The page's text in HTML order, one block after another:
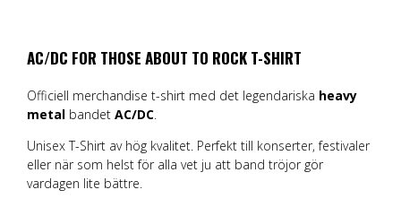
AC/DC FOR THOSE ABOUT TO ROCK T-SHIRT
Officiell merchandise t-shirt med det legendariska heavy
metal bandet AC/DC.
Unisex T-Shirt av hög kvalitet. Perfekt till konserter, festivaler
eller när som helst för alla vet ju att band tröjor gör
vardagen lite bättre.